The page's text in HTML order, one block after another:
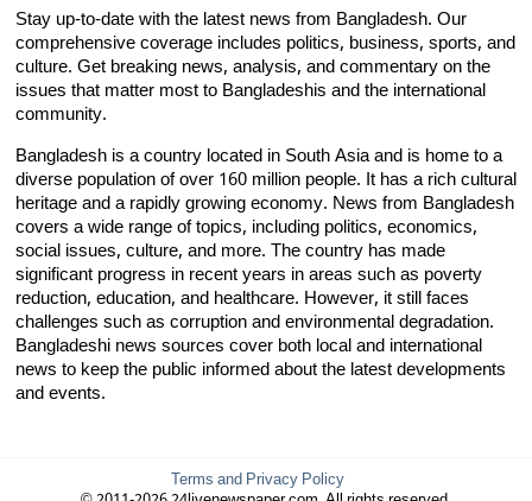
Stay up-to-date with the latest news from Bangladesh. Our
comprehensive coverage includes politics, business, sports, and
culture. Get breaking news, analysis, and commentary on the
issues that matter most to Bangladeshis and the international
community.
Bangladesh is a country located in South Asia and is home to a
diverse population of over 160 million people. It has a rich cultural
heritage and a rapidly growing economy. News from Bangladesh
covers a wide range of topics, including politics, economics,
social issues, culture, and more. The country has made
significant progress in recent years in areas such as poverty
reduction, education, and healthcare. However, it still faces
challenges such as corruption and environmental degradation.
Bangladeshi news sources cover both local and international
news to keep the public informed about the latest developments
and events.
Terms and Privacy Policy